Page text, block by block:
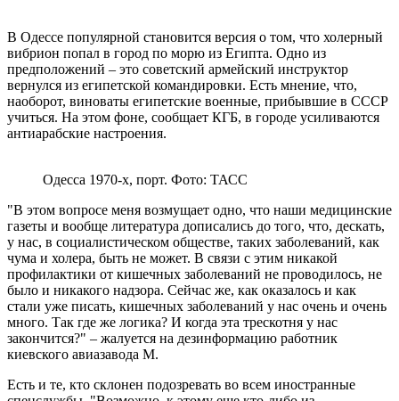
В Одессе популярной становится версия о том, что холерный
вибрион попал в город по морю из Египта. Одно из
предположений – это советский армейский инструктор
вернулся из египетской командировки. Есть мнение, что,
наоборот, виноваты египетские военные, прибывшие в СССР
учиться. На этом фоне, сообщает КГБ, в городе усиливаются
антиарабские настроения.
Одесса 1970-х, порт. Фото: ТАСС
"В этом вопросе меня возмущает одно, что наши медицинские
газеты и вообще литература дописались до того, что, дескать,
у нас, в социалистическом обществе, таких заболеваний, как
чума и холера, быть не может. В связи с этим никакой
профилактики от кишечных заболеваний не проводилось, не
было и никакого надзора. Сейчас же, как оказалось и как
стали уже писать, кишечных заболеваний у нас очень и очень
много. Так где же логика? И когда эта трескотня у нас
закончится?" – жалуется на дезинформацию работник
киевского авиазавода М.
Есть и те, кто склонен подозревать во всем иностранные